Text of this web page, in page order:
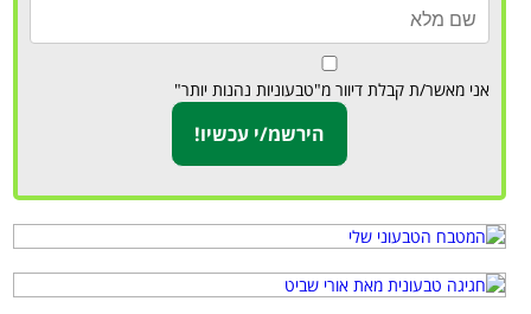
אני מאשר/ת קבלת דיוור מ"טבעוניות נהנות יותר"